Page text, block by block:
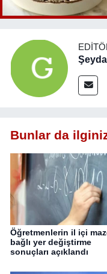
Bunlar da
Öğretmenlerin il içi
bağlı yer değiştirme
sonuçları açıklandı